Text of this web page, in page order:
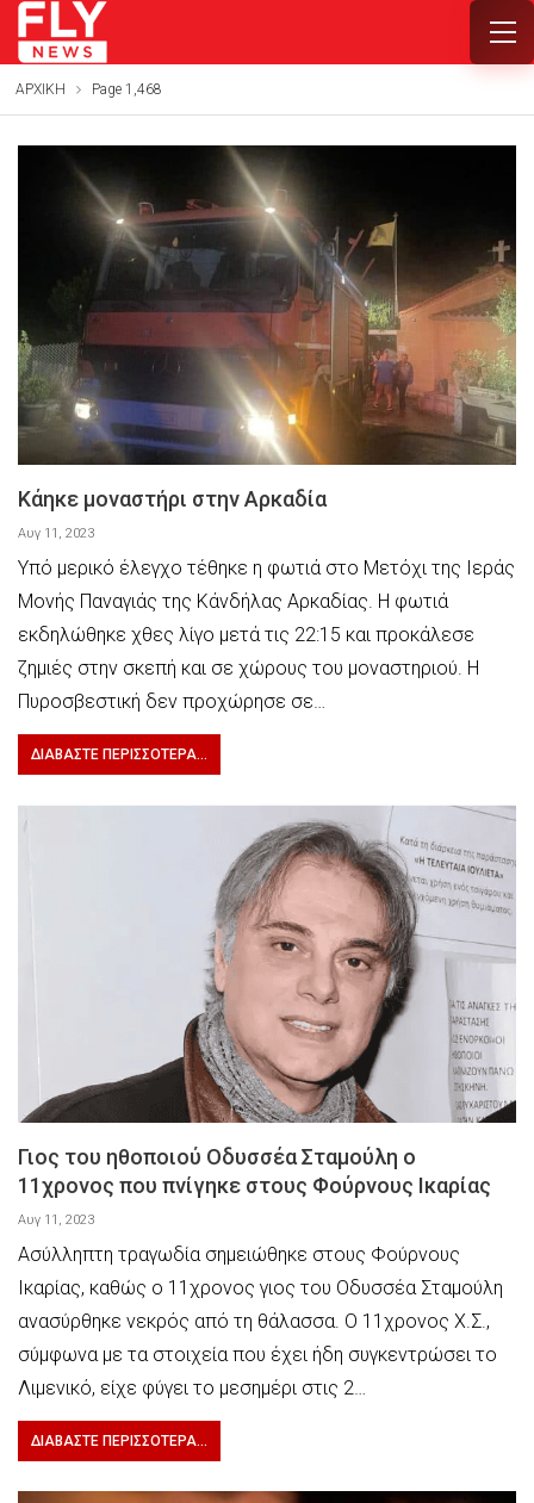
ΑΡΧΙΚΗ Page 1,468
Κάηκε μοναστήρι στην Αρκαδία
Αυγ 11, 2023
Υπό μερικό έλεγχο τέθηκε η φωτιά στο Μετόχι της Ιεράς
Μονής Παναγιάς της Κάνδήλας Αρκαδίας. Η φωτιά
εκδηλώθηκε χθες λίγο μετά τις 22:15 και προκάλεσε
ζημιές στην σκεπή και σε χώρους του μοναστηριού. Η
Πυροσβεστική δεν προχώρησε σε…
ΔΙΑΒΆΣΤΕ ΠΕΡΙΣΣΌΤΕΡΑ...
Γιος του ηθοποιού Οδυσσέα Σταμούλη ο
11χρονος που πνίγηκε στους Φούρνους Ικαρίας
Αυγ 11, 2023
Ασύλληπτη τραγωδία σημειώθηκε στους Φούρνους
Ικαρίας, καθώς ο 11χρονος γιος του Οδυσσέα Σταμούλη
ανασύρθηκε νεκρός από τη θάλασσα. Ο 11χρονος Χ.Σ.,
σύμφωνα με τα στοιχεία που έχει ήδη συγκεντρώσει το
Λιμενικό, είχε φύγει το μεσημέρι στις 2…
ΔΙΑΒΆΣΤΕ ΠΕΡΙΣΣΌΤΕΡΑ...